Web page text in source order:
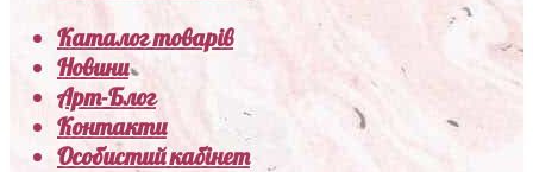
Каталог товарів
Новини
Арт-Блог
Контакти
Особистий кабінет